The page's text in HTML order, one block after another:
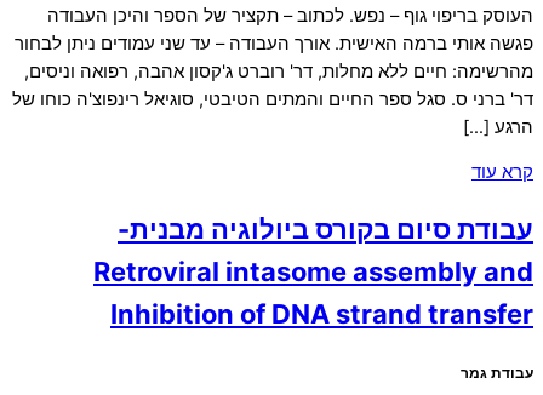
העוסק בריפוי גוף – נפש. לכתוב – תקציר של הספר והיכן העבודה
פגשה אותי ברמה האישית. אורך העבודה – עד שני עמודים ניתן לבחור
מהרשימה: חיים ללא מחלות, דר' רוברט ג'קסון אהבה, רפואה וניסים,
דר' ברני ס. סגל ספר החיים והמתים הטיבטי, סוגיאל רינפוצ'ה כוחו של
הרגע […]
קרא עוד
עבודת סיום בקורס ביולוגיה מבנית-
Retroviral intasome assembly and
Inhibition of DNA strand transfer
עבודת גמר